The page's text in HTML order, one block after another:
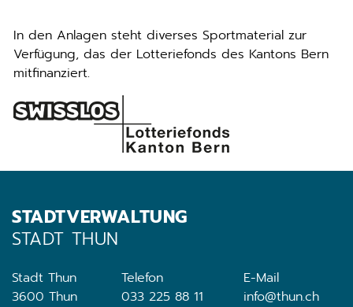
In den Anlagen steht diverses Sportmaterial zur
Verfügung, das der Lotteriefonds des Kantons Bern
mitfinanziert.
STADTVERWALTUNG
STADT THUN
Stadt Thun
3600 Thun
Telefon
033 225 88 11
E-Mail
info@thun.ch